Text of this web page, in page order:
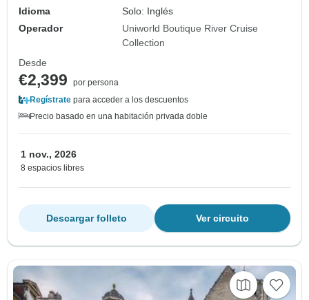
Idioma
Solo: Inglés
Operador
Uniworld Boutique River Cruise
Collection
Desde
€2,399
por persona
Regístrate para acceder a los descuentos
Precio basado en una habitación privada doble
1 nov., 2026
8 espacios libres
Ver circuito
Descargar folleto